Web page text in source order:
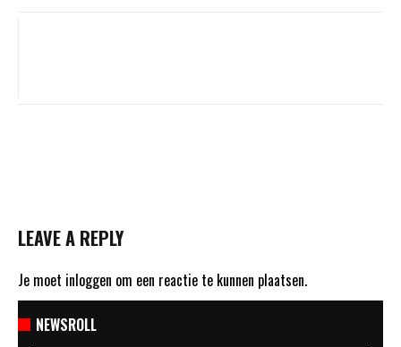
LEAVE A REPLY
Je moet inloggen om een reactie te kunnen plaatsen.
NEWSROLL